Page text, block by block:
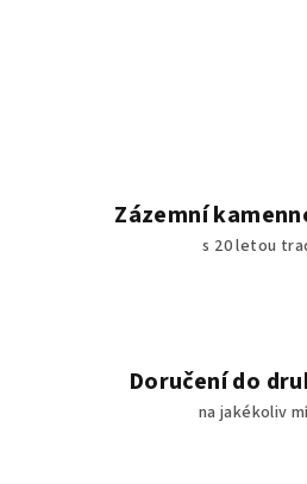
Zázemní
s 20 letou
Doručení do
na jakékoliv